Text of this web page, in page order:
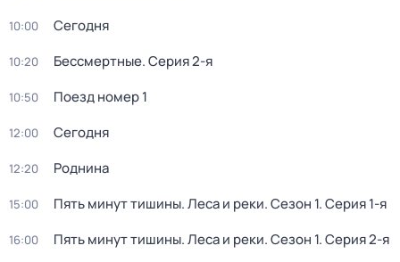
10:00 Сегодня
10:20 Бессмертные. Серия 2-я
10:50 Поезд номер 1
12:00 Сегодня
12:20 Роднина
15:00 Пять минут тишины. Леса и реки. Сезон 1. Серия 1-я
16:00 Пять минут тишины. Леса и реки. Сезон 1. Серия 2-я